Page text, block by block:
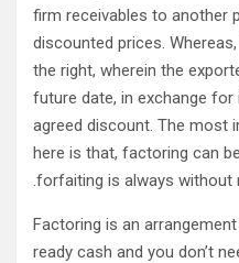
firm receivables to another
discounted prices.
the right, wherein the
future date, in exchange
agreed discount. The most
here is that, factoring can
forfaiting is always without
Factoring is an
ready cash and you don’t